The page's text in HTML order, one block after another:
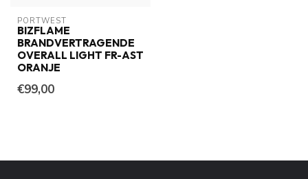
PORTWEST
BIZFLAME
BRANDVERTRAGENDE
OVERALL LIGHT FR-AST
ORANJE
€99,00